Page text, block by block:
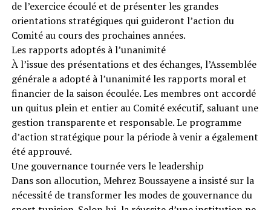
de l’exercice écoulé et de présenter les grandes
orientations stratégiques qui guideront l’action du
Comité au cours des prochaines années.
Les rapports adoptés à l’unanimité
À l’issue des présentations et des échanges, l’Assemblée
générale a adopté à l’unanimité les rapports moral et
financier de la saison écoulée. Les membres ont accordé
un quitus plein et entier au Comité exécutif, saluant une
gestion transparente et responsable. Le programme
d’action stratégique pour la période à venir a également
été approuvé.
Une gouvernance tournée vers le leadership
Dans son allocution, Mehrez Boussayene a insisté sur la
nécessité de transformer les modes de gouvernance du